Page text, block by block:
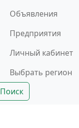
Объявления
Предприятия
Личный кабинет
Выбрать регион
Поиск